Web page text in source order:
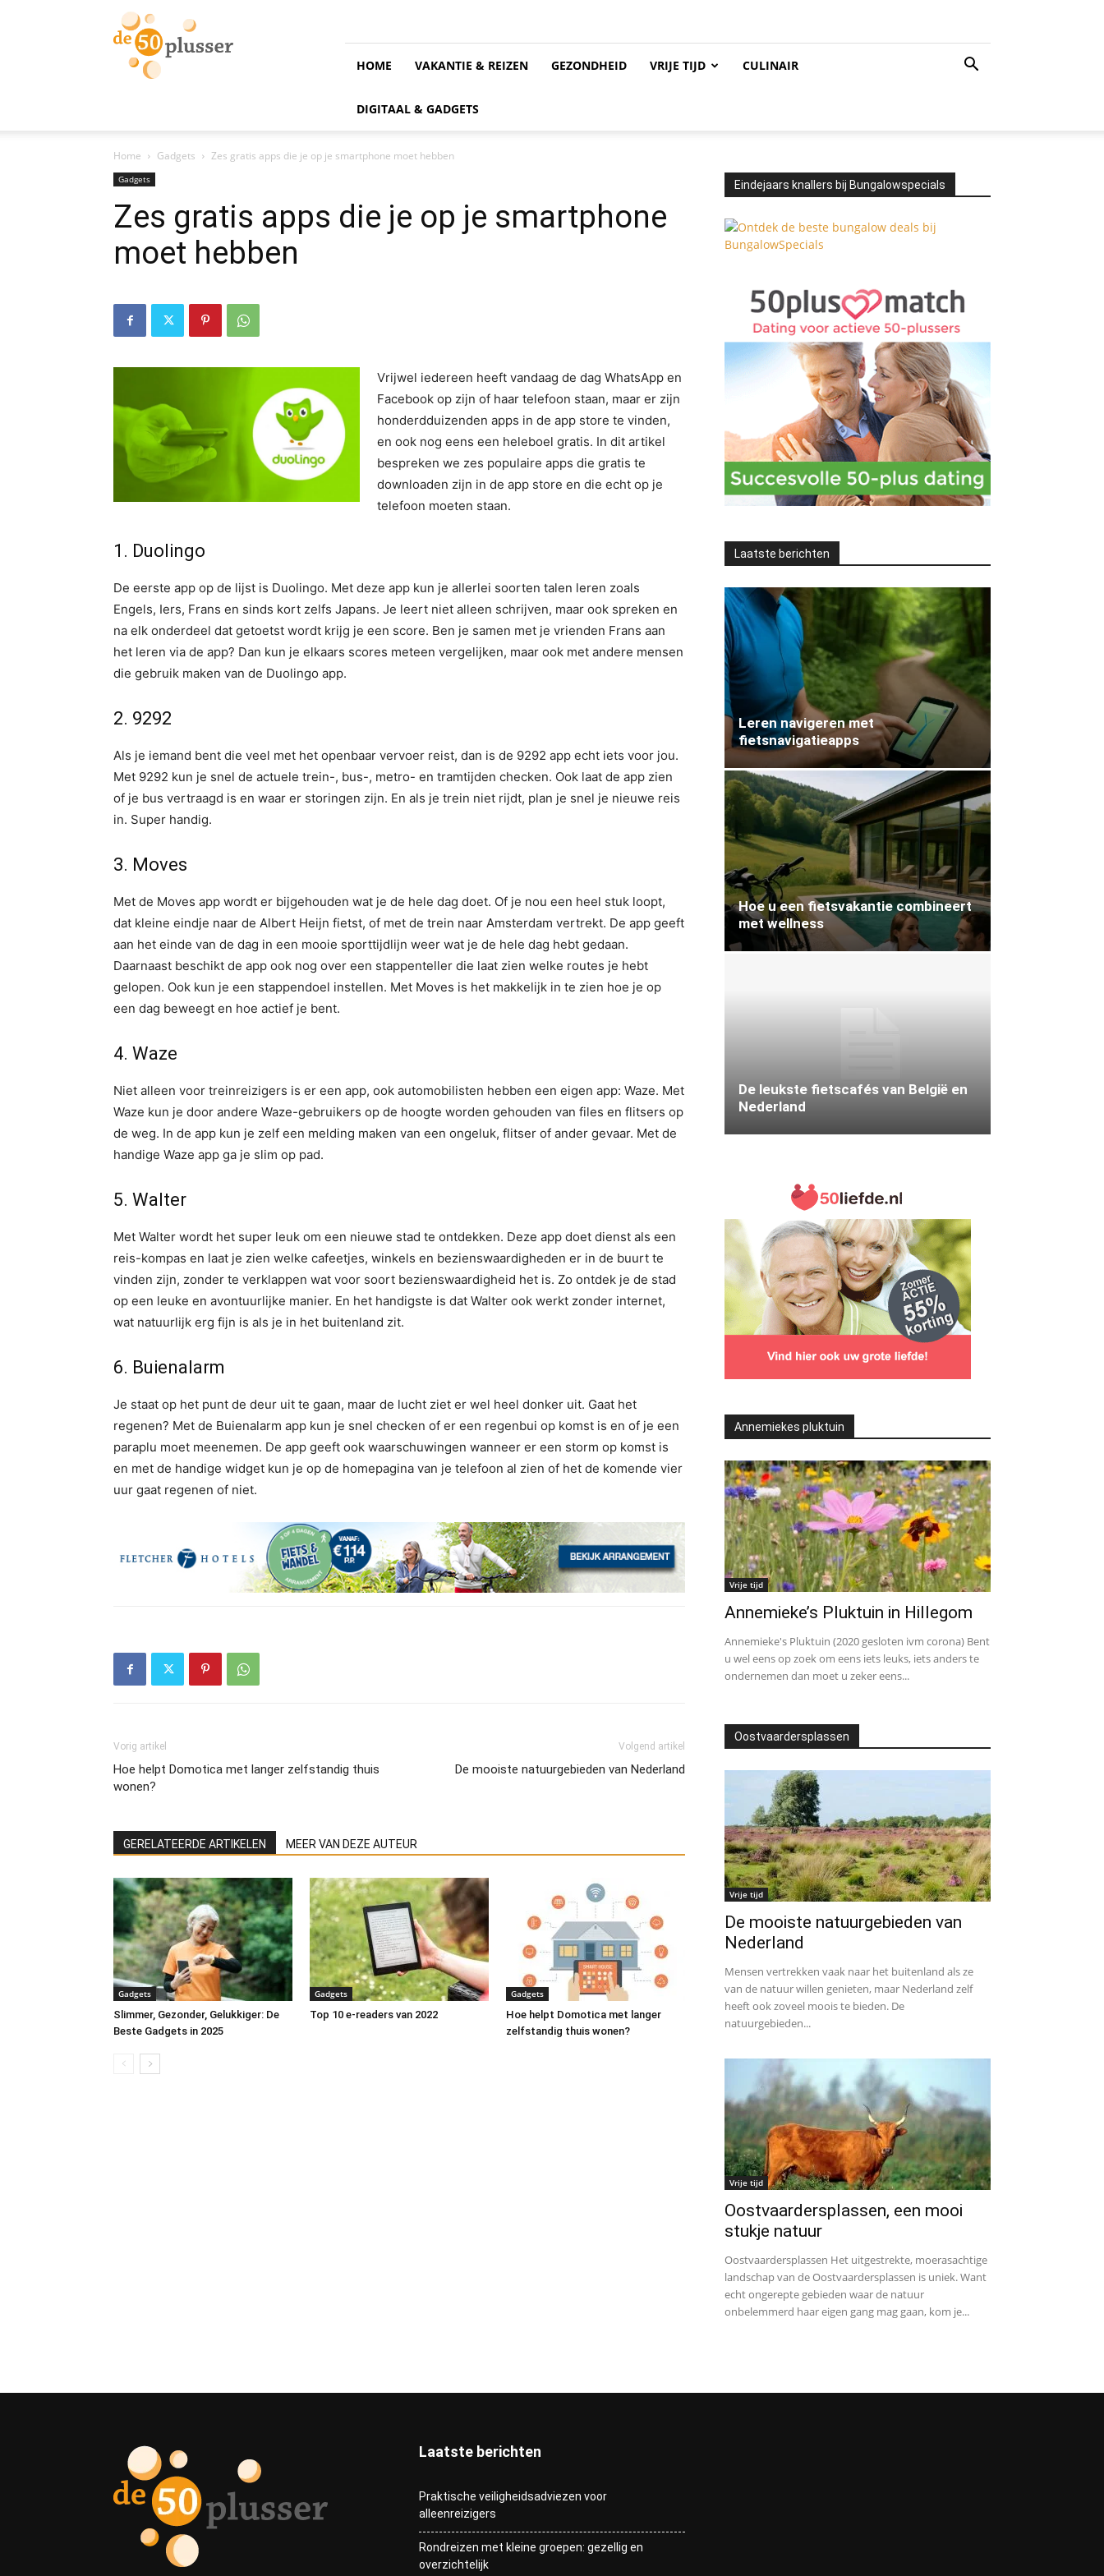
de
50
plusser
HOME VAKANTIE & REIZEN GEZONDHEID VRIJE TIJD CULINAIR
DIGITAAL & GADGETS
Home Gadgets Zes gratis apps die je op je smartphone moet hebben
Gadgets
Zes gratis apps die je op je smartphone
moet hebben
Vrijwel iedereen heeft vandaag de dag WhatsApp en
Facebook op zijn of haar telefoon staan, maar er zijn
honderdduizenden apps in de app store te vinden,
en ook nog eens een heleboel gratis. In dit artikel
bespreken we zes populaire apps die gratis te
downloaden zijn in de app store en die echt op je
telefoon moeten staan.
1. Duolingo
De eerste app op de lijst is Duolingo. Met deze app kun je allerlei soorten talen leren zoals
Engels, Iers, Frans en sinds kort zelfs Japans. Je leert niet alleen schrijven, maar ook spreken en
na elk onderdeel dat getoetst wordt krijg je een score. Ben je samen met je vrienden Frans aan
het leren via de app? Dan kun je elkaars scores meteen vergelijken, maar ook met andere mensen
die gebruik maken van de Duolingo app.
2. 9292
Als je iemand bent die veel met het openbaar vervoer reist, dan is de 9292 app echt iets voor jou.
Met 9292 kun je snel de actuele trein-, bus-, metro- en tramtijden checken. Ook laat de app zien
of je bus vertraagd is en waar er storingen zijn. En als je trein niet rijdt, plan je snel je nieuwe reis
in. Super handig.
3. Moves
Met de Moves app wordt er bijgehouden wat je de hele dag doet. Of je nou een heel stuk loopt,
dat kleine eindje naar de Albert Heijn fietst, of met de trein naar Amsterdam vertrekt. De app geeft
aan het einde van de dag in een mooie sporttijdlijn weer wat je de hele dag hebt gedaan.
Daarnaast beschikt de app ook nog over een stappenteller die laat zien welke routes je hebt
gelopen. Ook kun je een stappendoel instellen. Met Moves is het makkelijk in te zien hoe je op
een dag beweegt en hoe actief je bent.
4. Waze
Niet alleen voor treinreizigers is er een app, ook automobilisten hebben een eigen app: Waze. Met
Waze kun je door andere Waze-gebruikers op de hoogte worden gehouden van files en flitsers op
de weg. In de app kun je zelf een melding maken van een ongeluk, flitser of ander gevaar. Met de
handige Waze app ga je slim op pad.
5. Walter
Met Walter wordt het super leuk om een nieuwe stad te ontdekken. Deze app doet dienst als een
reis-kompas en laat je zien welke cafeetjes, winkels en bezienswaardigheden er in de buurt te
vinden zijn, zonder te verklappen wat voor soort bezienswaardigheid het is. Zo ontdek je de stad
op een leuke en avontuurlijke manier. En het handigste is dat Walter ook werkt zonder internet,
wat natuurlijk erg fijn is als je in het buitenland zit.
6. Buienalarm
Je staat op het punt de deur uit te gaan, maar de lucht ziet er wel heel donker uit. Gaat het
regenen? Met de Buienalarm app kun je snel checken of er een regenbui op komst is en of je een
paraplu moet meenemen. De app geeft ook waarschuwingen wanneer er een storm op komst is
en met de handige widget kun je op de homepagina van je telefoon al zien of het de komende vier
uur gaat regenen of niet.
Vorig artikel
Hoe helpt Domotica met langer zelfstandig thuis
wonen?
Volgend artikel
De mooiste natuurgebieden van Nederland
GERELATEERDE ARTIKELEN MEER VAN DEZE AUTEUR
Gadgets
Slimmer, Gezonder, Gelukkiger: De
Beste Gadgets in 2025
Gadgets
Top 10 e-readers van 2022
Gadgets
Hoe helpt Domotica met langer
zelfstandig thuis wonen?
Eindejaars knallers bij Bungalowspecials
Laatste berichten
Leren navigeren met
fietsnavigatieapps
Hoe u een fietsvakantie combineert
met wellness
De leukste fietscafés van België en
Nederland
Annemiekes pluktuin
Vrije tijd
Annemieke’s Pluktuin in Hillegom
Annemieke's Pluktuin (2020 gesloten ivm corona) Bent
u wel eens op zoek om eens iets leuks, iets anders te
ondernemen dan moet u zeker eens...
Oostvaardersplassen
Vrije tijd
De mooiste natuurgebieden van
Nederland
Mensen vertrekken vaak naar het buitenland als ze
van de natuur willen genieten, maar Nederland zelf
heeft ook zoveel moois te bieden. De
natuurgebieden...
Vrije tijd
Oostvaardersplassen, een mooi
stukje natuur
Oostvaardersplassen Het uitgestrekte, moerasachtige
landschap van de Oostvaardersplassen is uniek. Want
echt ongerepte gebieden waar de natuur
onbelemmerd haar eigen gang mag gaan, kom je...
Laatste berichten
Praktische veiligheidsadviezen voor
alleenreizigers
Rondreizen met kleine groepen: gezellig en
overzichtelijk